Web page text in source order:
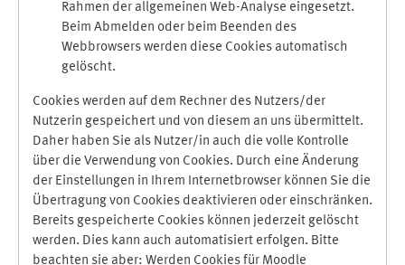
Rahmen der allgemeinen Web-Analyse eingesetzt.
Beim Abmelden oder beim Beenden des
Webbrowsers werden diese Cookies automatisch
gelöscht.
Cookies werden auf dem Rechner des Nutzers/der
Nutzerin gespeichert und von diesem an uns übermittelt.
Daher haben Sie als Nutzer/in auch die volle Kontrolle
über die Verwendung von Cookies. Durch eine Änderung
der Einstellungen in Ihrem Internetbrowser können Sie die
Übertragung von Cookies deaktivieren oder einschränken.
Bereits gespeicherte Cookies können jederzeit gelöscht
werden. Dies kann auch automatisiert erfolgen. Bitte
beachten sie aber: Werden Cookies für Moodle